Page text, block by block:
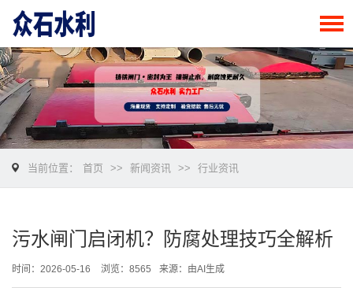
当前位置： 首页 >> 新闻资讯 >> 行业资讯
污水闸门启闭机？防腐处理技巧全解析
时间：2026-05-16 浏览：8565 来源：由AI生成